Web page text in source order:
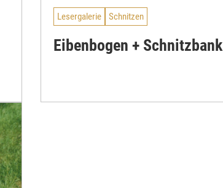
Lesergalerie Schnitzen
Eibenbogen + Schnitzbank